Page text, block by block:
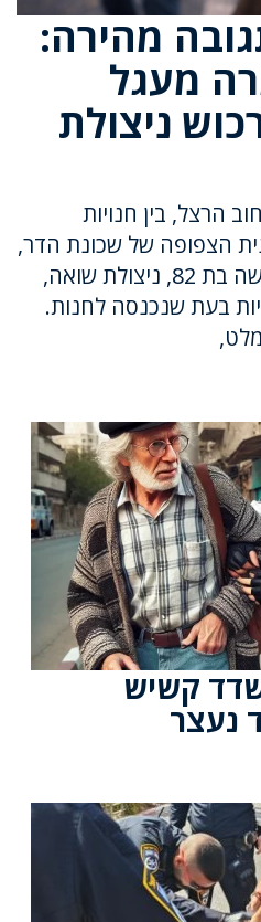
מהירה:
מעגל
ניצולת
הרצל, בין חנויות
הצפופה של שכונת הדר,
נשבר לפתע הסדר. קשישה בת 82, ניצולת שואה,
בעת שנכנסה לחנות.
קשיש
נעצר